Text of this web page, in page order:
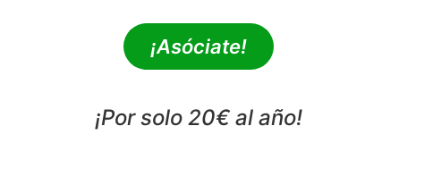
¡Asóciate!
¡Por solo 20€ al año!